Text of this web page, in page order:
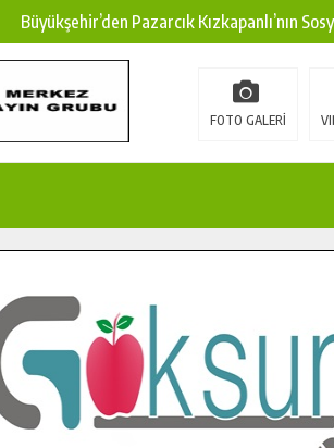
Büyükşehir’den Pazarcık Kızkapanlı’nın
Büyükşehir’den Pazarcık Kırsalına Modern
Çin’den KSÜ’ye Uluslararası Başarı:
İlçe Jandarma Komutanı Karakaya’dan
Bertiz’in Yeni Köprüsünde Sona Doğru.
FOTO GALERİ